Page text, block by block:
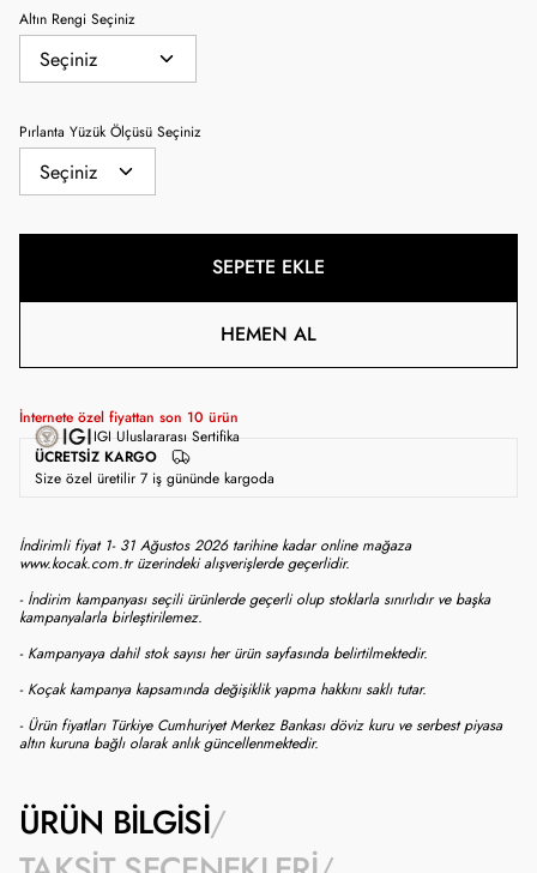
Altın Rengi Seçiniz
Pırlanta Yüzük Ölçüsü Seçiniz
SEPETE EKLE
HEMEN AL
İnternete özel fiyattan son 10 ürün
ÜCRETSIZ KARGO
IGI Uluslararası Sertifika
Size özel üretilir 7 iş gününde kargoda
İndirimli fiyat 1- 31 Ağustos 2026 tarihine kadar online mağaza
www.kocak.com.tr üzerindeki alışverişlerde geçerlidir.
- İndirim kampanyası seçili ürünlerde geçerli olup stoklarla sınırlıdır ve başka
kampanyalarla birleştirilemez.
- Kampanyaya dahil stok sayısı her ürün sayfasında belirtilmektedir.
- Koçak kampanya kapsamında değişiklik yapma hakkını saklı tutar.
- Ürün fiyatları Türkiye Cumhuriyet Merkez Bankası döviz kuru ve serbest piyasa
altın kuruna bağlı olarak anlık güncellenmektedir.
ÜRÜN BILGISI